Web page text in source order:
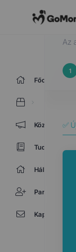
Főoldal
Közlemények
Tudásbázis
Hálózat
Partnerek
Kapcsolat
Az
1
✅